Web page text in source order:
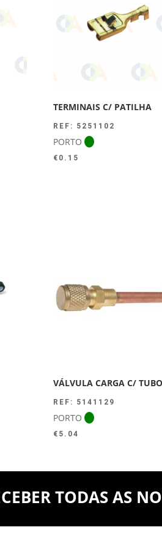
TERMINAIS C/ PATILHA
REF: 5251102
PORTO
€ 0.15
VÁLVULA CARGA C/ TUBO
REF: 5141129
PORTO
€ 5.04
TODAS AS